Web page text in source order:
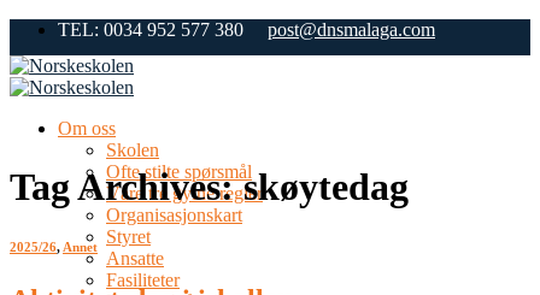
Skip
content
TEL: 0034 952 577 380 post@dnsmalaga.com
Om oss
Skolen
Ofte stilte spørsmål
Våre tre gylne regler
Organisasjonskart
Styret
Ansatte
Fasiliteter
Tag Archives:skøytedag
2025/26,Annet